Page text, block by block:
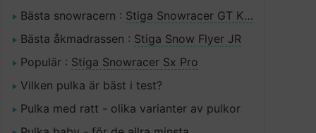
Bästa snowracern : Stiga Snowracer GT King Size Svart Vit
Bästa åkmadrassen : Stiga Snow Flyer JR
Populär : Stiga Snowracer Sx Pro
Vilken pulka är bäst i test?
Pulka med ratt - olika varianter av pulkor